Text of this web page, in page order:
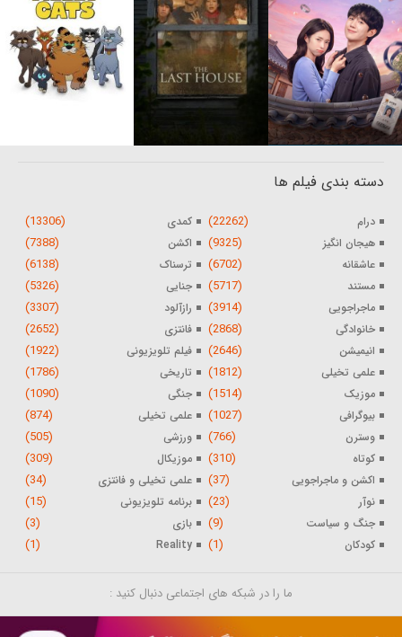
دسته بندی فیلم ها
درام (22262) کمدی (13306)
هیجان انگیز (9325) اکشن (7388)
عاشقانه (6702) ترسناک (6138)
مستند (5717) جنایی (5326)
ماجراجویی (3914) رازآلود (3307)
خانوادگی (2868) فانتزی (2652)
انیمیشن (2646) فیلم تلویزیونی (1922)
علمی تخیلی (1812) تاریخی (1786)
موزیک (1514) جنگی (1090)
بیوگرافی (1027) علمی تخیلی (874)
وسترن (766) ورزشی (505)
کوتاه (310) موزیکال (309)
اکشن و ماجراجویی (37) علمی تخیلی و فانتزی (34)
نوآر (23) برنامه تلویزیونی (15)
جنگ و سیاست (9) بازی (3)
کودکان (1)
Reality
(1)
ما را در شبکه های اجتماعی دنبال کنید :